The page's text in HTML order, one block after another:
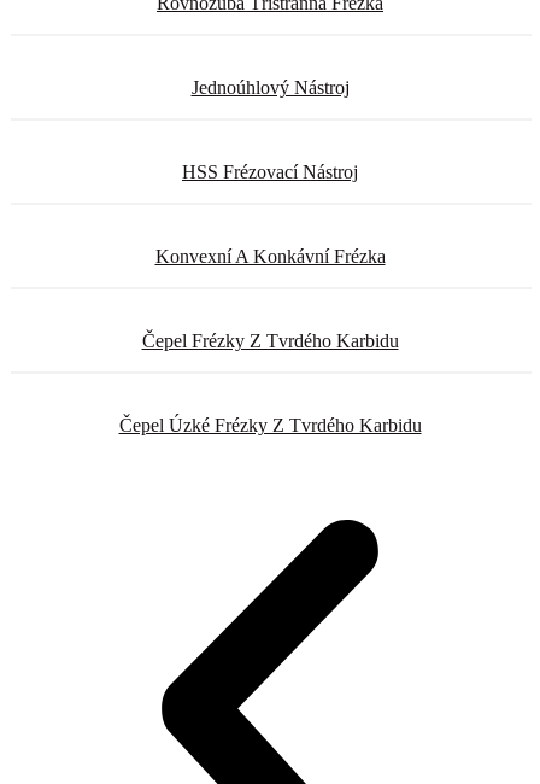
Jednoúhlový Nástroj
HSS Frézovací Nástroj
Konvexní A Konkávní Frézka
Čepel Frézky Z Tvrdého Karbidu
Čepel Úzké Frézky Z Tvrdého Karbidu